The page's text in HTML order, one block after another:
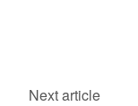
Next article